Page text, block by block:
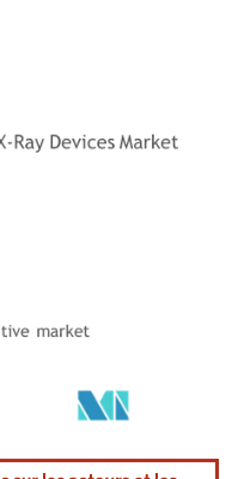
une attribution sous CC BY